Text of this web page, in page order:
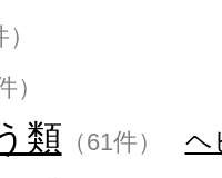
）
類 （61件） ヘ